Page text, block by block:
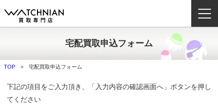
ウォッチニアン買取専門店とは？
ブランドから探す
取扱いカテゴリ
宅配買取申込フォーム
TOP 宅配買取申込フォーム
下記の項目をご入力頂き、「入力内容の確認画面へ」ボタンを押し
てください